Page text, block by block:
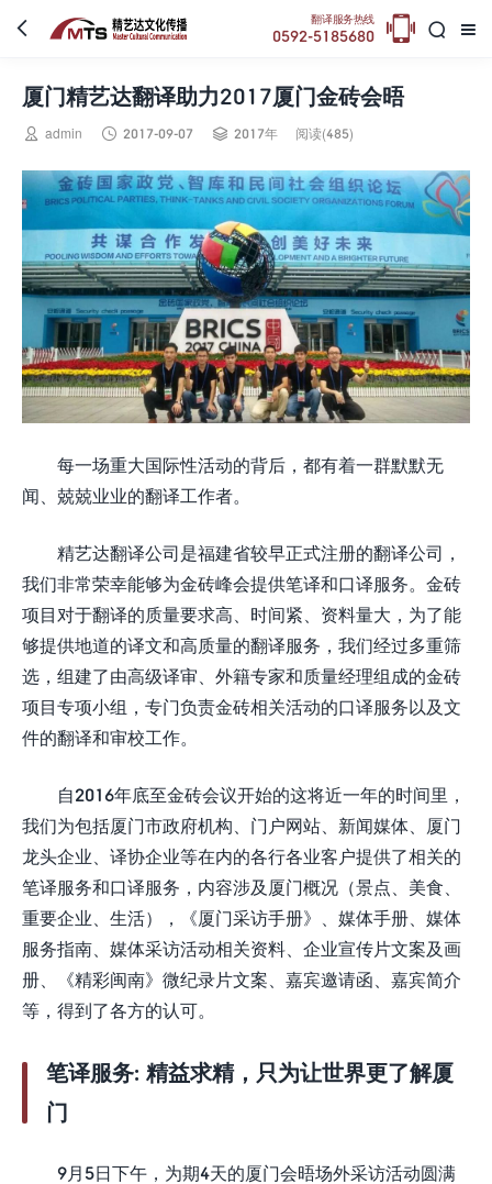
 

翻译服务热线
0592-5185680 
厦门精艺达翻译助力2017厦门金砖会晤
 admin  2017-09-07  2017年 阅读(485)
每一场重大国际性活动的背后，都有着一群默默无
闻、兢兢业业的翻译工作者。
精艺达翻译公司是福建省较早正式注册的翻译公司，
我们非常荣幸能够为金砖峰会提供笔译和口译服务。金砖
项目对于翻译的质量要求高、时间紧、资料量大，为了能
够提供地道的译文和高质量的翻译服务，我们经过多重筛
选，组建了由高级译审、外籍专家和质量经理组成的金砖
项目专项小组，专门负责金砖相关活动的口译服务以及文
件的翻译和审校工作。
自2016年底至金砖会议开始的这将近一年的时间里，
我们为包括厦门市政府机构、门户网站、新闻媒体、厦门
龙头企业、译协企业等在内的各行各业客户提供了相关的
笔译服务和口译服务，内容涉及厦门概况（景点、美食、
重要企业、生活），《厦门采访手册》、媒体手册、媒体
服务指南、媒体采访活动相关资料、企业宣传片文案及画
册、《精彩闽南》微纪录片文案、嘉宾邀请函、嘉宾简介
等，得到了各方的认可。
笔译服务: 精益求精，只为让世界更了解厦
门
9月5日下午，为期4天的厦门会晤场外采访活动圆满